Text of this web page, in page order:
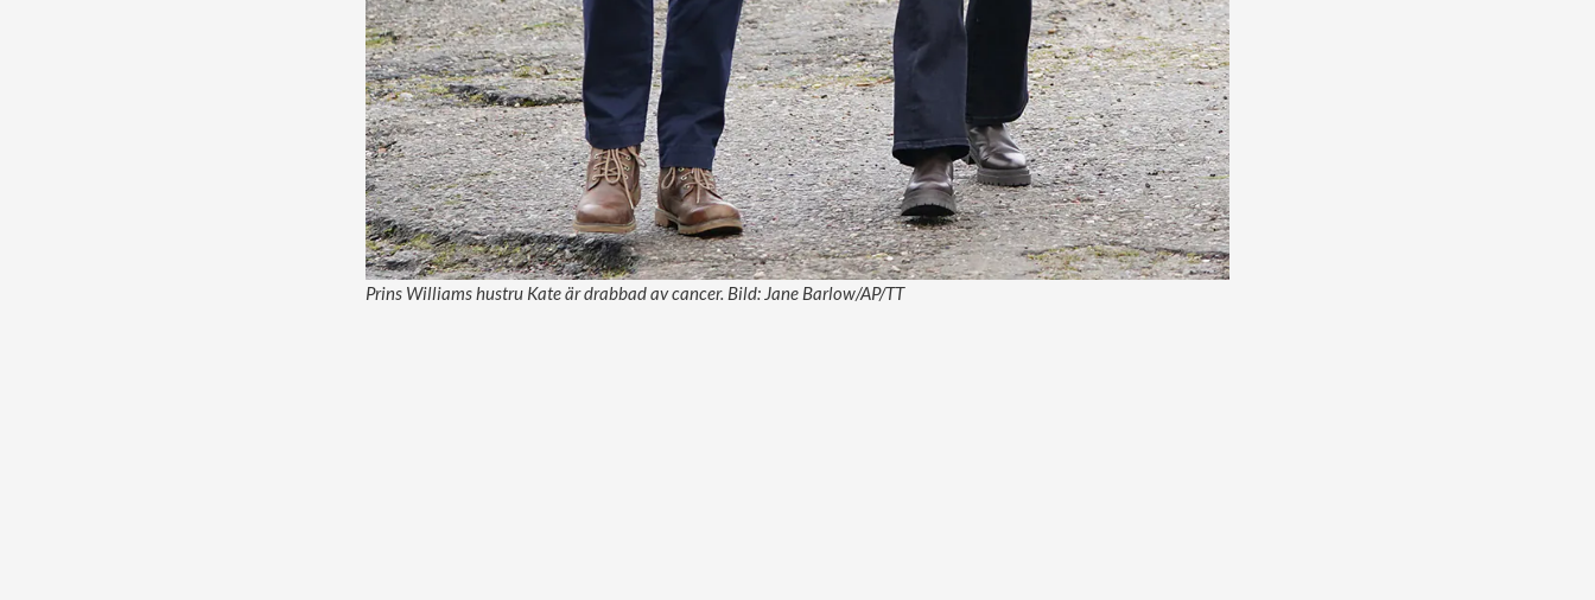
Prins Williams hustru Kate är drabbad av cancer. Bild: Jane Barlow/AP/TT